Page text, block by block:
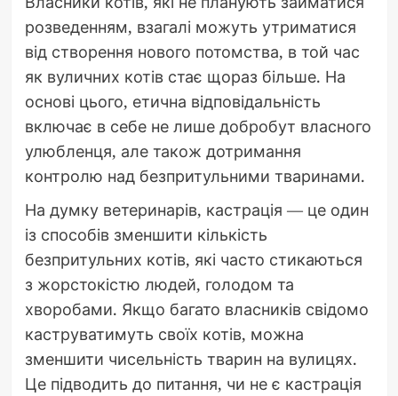
розведенням, взагалі можуть утриматися
від створення нового потомства, в той час
як вуличних котів стає щораз більше. На
основі цього, етична відповідальність
включає в себе не лише добробут власного
улюбленця, але також дотримання
контролю над безпритульними тваринами.
На думку ветеринарів, кастрація — це один
із способів зменшити кількість
безпритульних котів, які часто стикаються
з жорстокістю людей, голодом та
хворобами. Якщо багато власників свідомо
каструватимуть своїх котів, можна
зменшити чисельність тварин на вулицях.
Це підводить до питання, чи не є кастрація